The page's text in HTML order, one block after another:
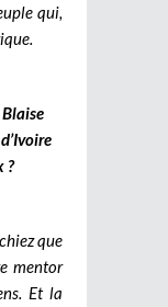
qui,
?
que
mentor
Et la